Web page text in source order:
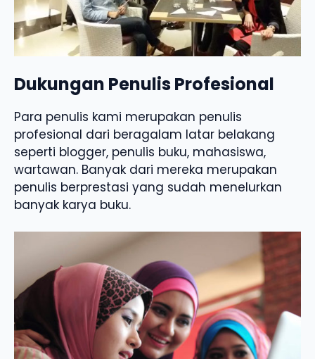
Dukungan Penulis Profesional
Para penulis kami merupakan penulis
profesional dari beragalam latar belakang
seperti blogger, penulis buku, mahasiswa,
wartawan. Banyak dari mereka merupakan
penulis berprestasi yang sudah menelurkan
banyak karya buku.